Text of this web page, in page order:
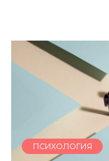
ПСИХОЛОГИЯ